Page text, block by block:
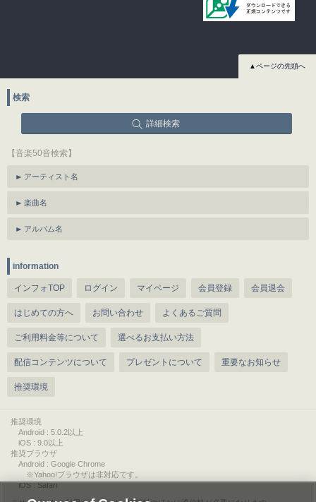
▲ページの先頭へ
検索
詳細検索
【音楽50音検索】
アーティスト名
楽曲名
アルバム名
information
インフォTOP ログイン マイページ 会員登録 会員退会
はじめての方へ お問い合わせ よくあるご質問
ご利用料金等について 選べるお支払い方法
配信コンテンツについて プレゼントについて 重要なお知らせ
推奨環境
推奨環境
Android : 5.0.2以上
iOS : 9.0以上
推奨ブラウザ
Android : Google Chrome
※Yahoo!ブラウザは非対応です。
iOS : Safari